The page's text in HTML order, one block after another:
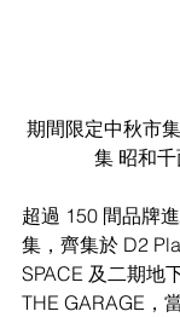
期間限定中秋市
集 昭和
超過 150 間品牌
集，齊集於 D2
SPACE 及二期地
THE GARAGE，